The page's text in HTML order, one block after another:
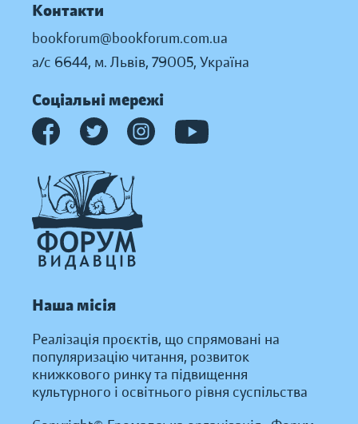
Контакти
bookforum@bookforum.com.ua
а/с 6644, м. Львів, 79005, Україна
Соціальні мережі
Наша місія
Реалізація проєктів, що спрямовані на
популяризацію читання, розвиток
книжкового ринку та підвищення
культурного і освітнього рівня суспільства